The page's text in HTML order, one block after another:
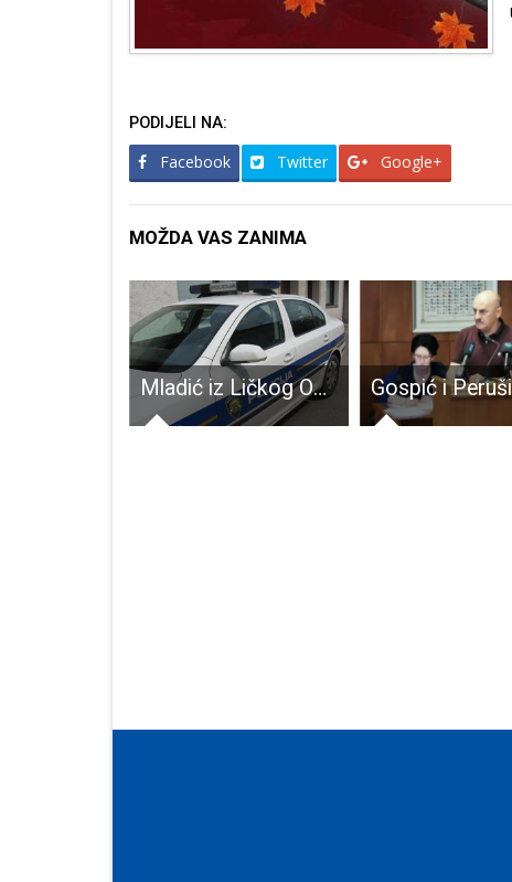
PODIJELI NA:
Facebook Twitter Google+
MOŽDA VAS ZANIMA
Mladić iz Ličkog Osika jurio Budačkom 205 na sat, zbog snimke na društvenim mrežama ostao bez vozačke i 10,000 kuna